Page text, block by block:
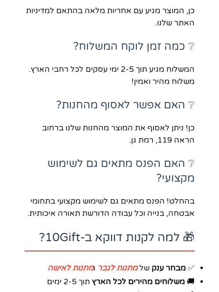
כן, המוצר מגיע עם אחריות מלאה בהתאם למדיניות
האתר שלנו.
❔ כמה זמן לוקח המשלוח?
המשלוח מגיע תוך 2-5 ימי עסקים לכל רחבי הארץ.
משלוח מהיר ואמין!
❔ האם אפשר לאסוף מהחנות?
כן! ניתן לאסוף את המוצר מהחנות שלנו ברחוב
הראה 119, רמת גן.
❔ האם הפנס מתאים גם לשימוש
מקצועי?
בהחלט! הפנס מתאים גם לשימוש מקצועי בתחומי
אבטחה, בנייה וכל עבודה הדורשת תאורה איכותית.
🎁 למה לקנות דווקא ב-10Gift?
✅ מבחר ענק שלמתנות לגבר ומתנות לאישה
🚚 משלוחים מהירים לכל הארץ תוך 2-5 ימים